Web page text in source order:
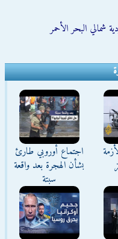
شمالي البحر الأحمر
اجتماع أوروبي طارئ
بشأن الهجرة بعد واقعة
سبتة